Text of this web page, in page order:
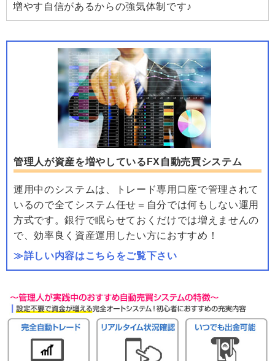
増やす自信があるからの強気体制です♪
管理人が資産を増やしているFX自動売買システム
運用中のシステムは、トレード専用口座で管理されて
いるので全てシステム任せ＝自分では何もしない運用
方式です。銀行で眠らせておくだけでは増えませんの
で、効率良く資産運用したい方におすすめ！
≫詳しい内容はこちらをご覧下さい